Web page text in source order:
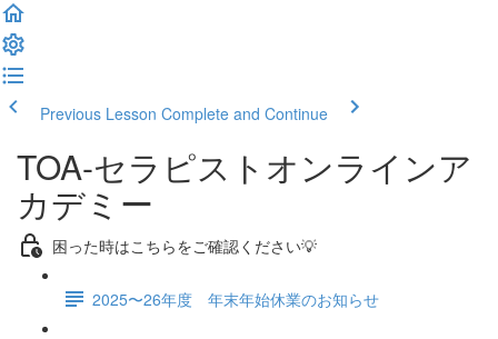
Previous Lesson Complete and Continue
TOA-セラピストオンラインア
カデミー
困った時はこちらをご確認ください💡
2025〜26年度 年末年始休業のお知らせ